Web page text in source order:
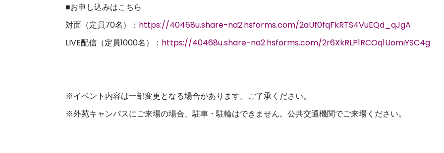
■お申し込みはこちら
対面（定員70名）： https://40468u.share-na2.hsforms.com/2aUf0fqFkRTS4VuEQd_qJgA
LIVE配信（定員1000名）： https://40468u.share-na2.hsforms.com/2r6XkRLP1RCOq1UomiYSC4g
※イベント内容は一部変更となる場合があります。ご了承ください。
※外苑キャンパスにご来場の場合、駐車・駐輪はできません。公共交通機関でご来場ください。